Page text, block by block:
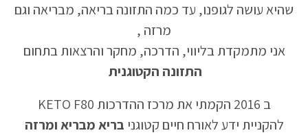
שהיא עושה לגופנו, עד כמה התזונה בריאה, מבריאה וגם
מרזה ,
אני מתמקדת בליווי, הדרכה, מחקר והרצאות בתחום
התזונה הקטוגנית
ב 2016 הקמתי את מרכז ההדרכות KETO F80
להקניית ידע לאורח חיים קטוגני בריא מבריא ומרזה